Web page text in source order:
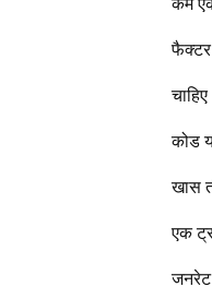
फैक्टर
कोड
खास
एक
जनरेट